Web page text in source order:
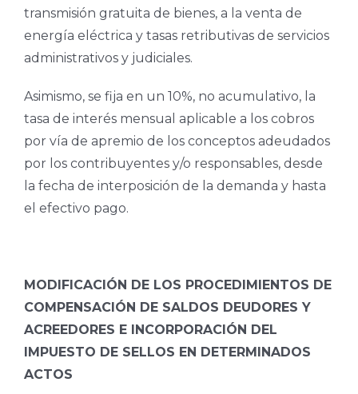
transmisión gratuita de bienes, a la venta de
energía eléctrica y tasas retributivas de servicios
administrativos y judiciales.
Asimismo, se fija en un 10%, no acumulativo, la
tasa de interés mensual aplicable a los cobros
por vía de apremio de los conceptos adeudados
por los contribuyentes y/o responsables, desde
la fecha de interposición de la demanda y hasta
el efectivo pago.
MODIFICACIÓN DE LOS PROCEDIMIENTOS DE
COMPENSACIÓN DE SALDOS DEUDORES Y
ACREEDORES E INCORPORACIÓN DEL
IMPUESTO DE SELLOS EN DETERMINADOS
ACTOS